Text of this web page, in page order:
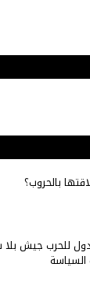
بالحروب؟
للحرب جيش